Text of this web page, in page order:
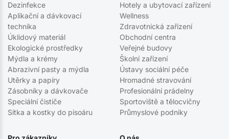
Dezinfekce
Aplikační a dávkovací
technika
Úklidový materiál
Ekologické prostředky
Mýdla a krémy
Abrazivní pasty a mýdla
Utěrky a papíry
Zásobníky a dávkovače
Speciální čističe
Sítka a kostky do pisoáru
Hotely a ubytovací zařízení
Wellness
Zdravotnická zařízení
Obchodní centra
Veřejné budovy
Školní zařízení
Ústavy sociální péče
Hromadné stravování
Profesionální prádelny
Sportoviště a tělocvičny
Průmyslové podniky